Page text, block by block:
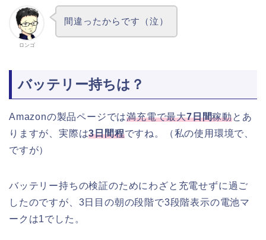
ロンゴ
間違ったからです（泣）
バッテリー持ちは？
Amazonの製品ページでは満充電で最大7日間稼動とあ
りますが、実際は3日間程ですね。（私の使用環境で、
ですが）
バッテリー持ちの検証のためにわざと充電せずに過ご
したのですが、3日目の朝の段階で3段階表示の電池マ
ークは1でした。